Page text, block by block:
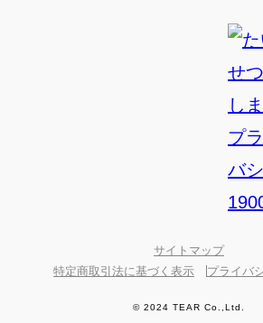
サイトマップ
特定商取引法に基づく表示
プライバ
© 2024 TEAR Co.,Ltd.